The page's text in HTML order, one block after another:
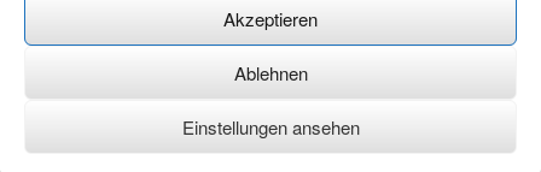
Akzeptieren
Ablehnen
Einstellungen ansehen
Ein Theme von SiteOrigin